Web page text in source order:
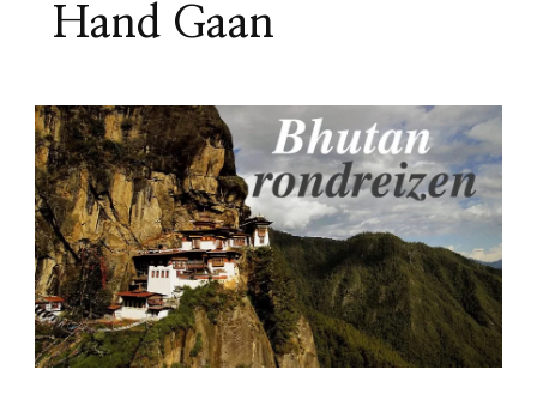
Hand Gaan